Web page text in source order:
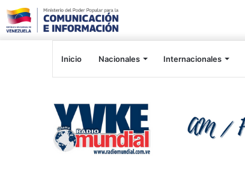
Inicio Nacionales Internacionales